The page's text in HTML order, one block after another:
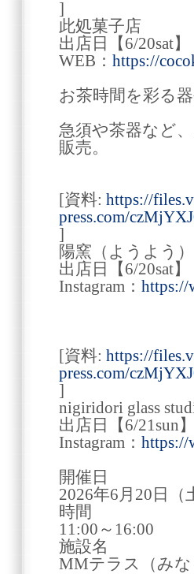
]
此処菓子店
出店日【6/20sat
WEB： https://
お茶時間を彩る
急須や茶器など
販売。
[資料: https://
press.com/
]
陽窯（ようよう）
出店日【6/20sat
Instagram： https://
[資料: https://
press.com/
]
nigiridori glass
出店日【6/21sun
Instagram： https://
開催日
2026年6月20日（
時間
11:00～16:00
施設名
MMテラス（み